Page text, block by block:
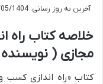
آخرین به روز رسانی: 13/05/1404
خلاصه کتاب راه
مجازی (
کتاب «راه اندازی